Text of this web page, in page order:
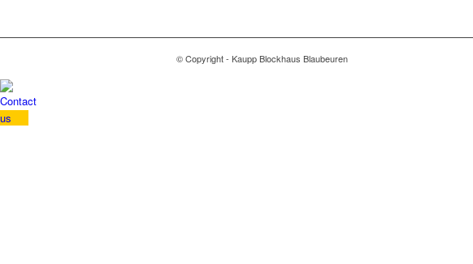
© Copyright - Kaupp Blockhaus Blaubeuren